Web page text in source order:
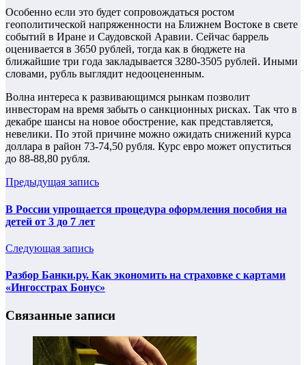
Особенно если это будет сопровождаться ростом
геополитической напряженности на Ближнем Востоке в свете
событий в Иране и Саудовской Аравии. Сейчас баррель
оценивается в 3650 рублей, тогда как в бюджете на
ближайшие три года закладывается 3280-3505 рублей. Иными
словами, рубль выглядит недооцененным.
Волна интереса к развивающимся рынкам позволит
инвесторам на время забыть о санкционных рисках. Так что в
декабре шансы на новое обострение, как представляется,
невелики. По этой причине можно ожидать снижений курса
доллара в район 73-74,50 рубля. Курс евро может опуститься
до 88-88,80 рубля.
Предыдущая запись
В России упрощается процедура оформления пособия на
детей от 3 до 7 лет
Следующая запись
Разбор Банки.ру. Как экономить на страховке с картами
«Ингосстрах Бонус»
Связанные записи